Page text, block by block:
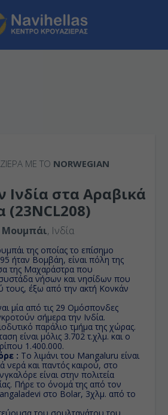
ΜΕ ΤΟ NORWEGIAN
Ινδία στα Αραβικά
(23NCL208)
Μουμπάι, Ινδία
της οποίας το επίσημο
ήταν Βομβάη, είναι πόλη της
της Μαχαράστρα που
συστάδα νήσων και νησίδων που
τους, έξω από την ακτή Κονκάν
μία από τις 29 Ομόσπονδες
σήμερα την Ινδία.
παράλιο τμήμα της χώρας.
είναι μόλις 3.702 τ.χλμ. και ο
1.400.000.
: Το λιμάνι του Mangaluru είναι
νερά και παντός καιρού, στο
είναι στην πολιτεία
Πήρε το όνομά της από τον
στο Bolar, 3χλμ. από το